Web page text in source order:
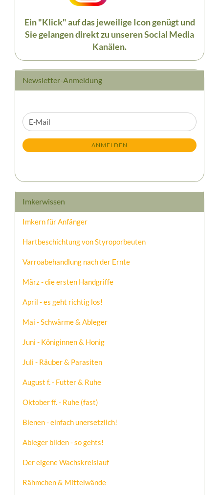
Ein "Klick" auf das jeweilige Icon genügt und
Sie gelangen direkt zu unseren Social Media
Kanälen.
Newsletter-Anmeldung
WEITER
ZUR
NEWSLETTER-
ANMELDUNG
E-
Mail
ANMELDEN
Imkerwissen
Imkern für Anfänger
Hartbeschichtung von Styroporbeuten
Varroabehandlung nach der Ernte
März - die ersten Handgriffe
April - es geht richtig los!
Mai - Schwärme & Ableger
Juni - Königinnen & Honig
Juli - Räuber & Parasiten
August f. - Futter & Ruhe
Oktober ff. - Ruhe (fast)
Bienen - einfach unersetzlich!
Ableger bilden - so gehts!
Der eigene Wachskreislauf
Rähmchen & Mittelwände